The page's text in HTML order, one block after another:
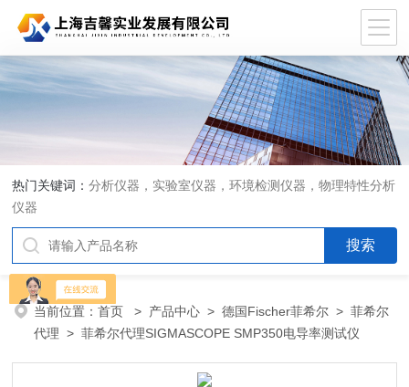
热门关键词：分析仪器，实验室仪器，环境检测仪器，物理特性分析
仪器
当前位置：首页 > 产品中心 >德国Fischer菲希尔 >菲希尔
代理 > 菲希尔代理SIGMASCOPE SMP350电导率测试仪